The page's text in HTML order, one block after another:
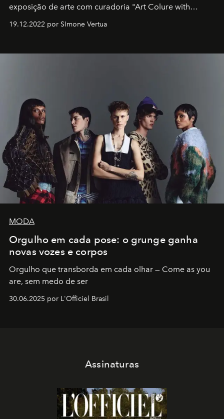
exposição de arte com curadoria "Art Colure with
19.12.2022 por SImone Vertua
MODA
Orgulho em cada pose: o grunge ganha
novas vozes e corpos
Orgulho que transborda em cada olhar — Come as you
are, sem medo de ser
30.06.2025 por L'Officiel Brasil
Assinaturas